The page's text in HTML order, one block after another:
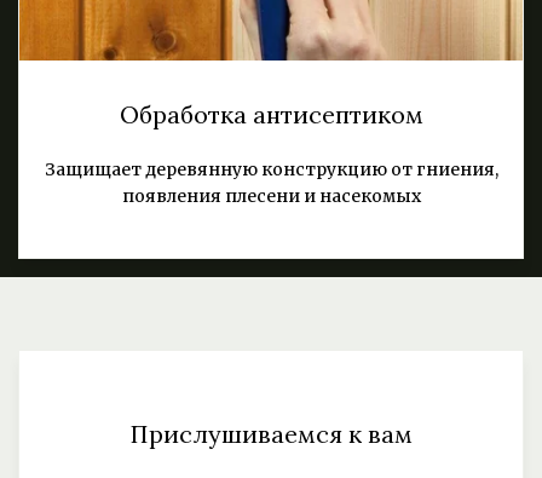
Обработка антисептиком
Защищает деревянную конструкцию от гниения,
появления плесени и насекомых
Прислушиваемся к вам